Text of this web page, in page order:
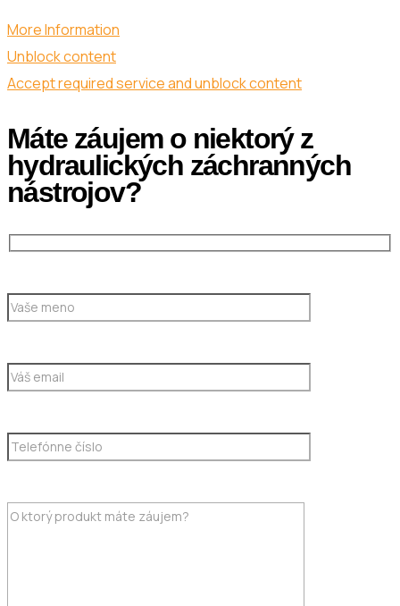
More Information
Unblock content
Accept required service and unblock content
Máte záujem o niektorý z
hydraulických záchranných
nástrojov?